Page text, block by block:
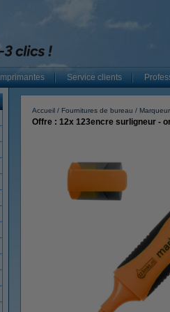
Imprimantes Service clients
Accueil Fournitures de bureau
Offre : 12x 123encre surligneur -